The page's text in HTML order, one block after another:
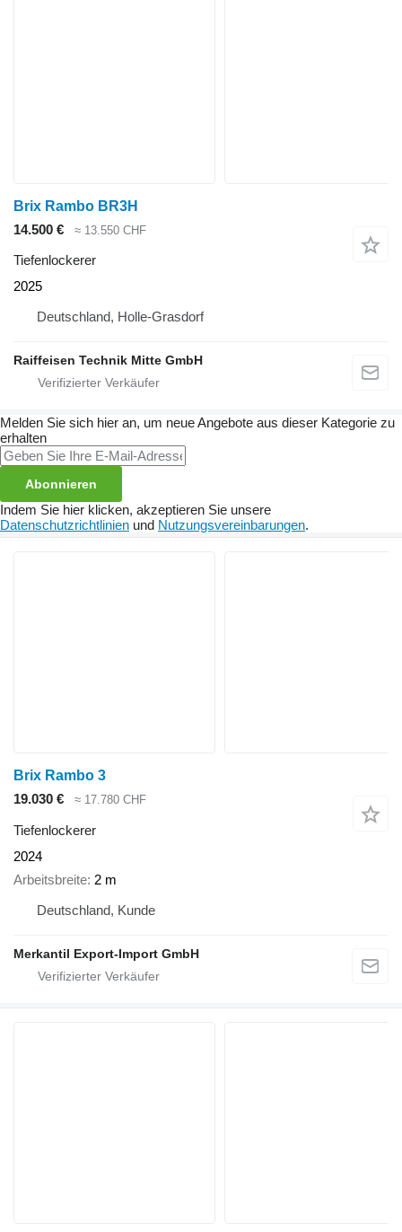
Brix Rambo BR3H
14.500 €
≈ 13.550 CHF
Tiefenlockerer
2025
Deutschland, Holle-Grasdorf
Raiffeisen Technik Mitte GmbH
Melden Sie sich hier an, um neue Angebote aus dieser Kategorie zu
erhalten
Abonnieren
Indem Sie hier klicken, akzeptieren Sie unsere
Datenschutzrichtlinien und Nutzungsvereinbarungen.
Brix Rambo 3
19.030 €
≈ 17.780 CHF
Tiefenlockerer
2024
Arbeitsbreite 2 m
Deutschland, Kunde
Merkantil Export-Import GmbH